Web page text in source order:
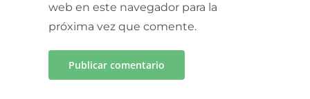
web en este navegador para la
próxima vez que comente.